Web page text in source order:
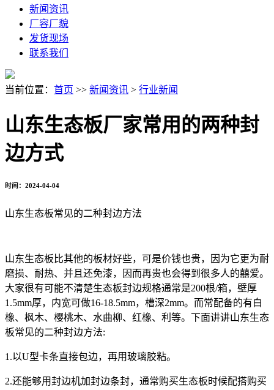
新闻资讯
厂容厂貌
发货现场
联系我们
当前位置： 首页 >> 新闻资讯 > 行业新闻
山东生态板厂家常用的两种封
边方式
时间：2024-04-04
山东生态板常见的二种封边方法
山东生态板比其他的板材好些，可是价钱也贵，因为它更为耐
磨损、耐热、并且还免漆，因而再贵也会得到很多人的囍爱。
大家很有可能不清楚生态板封边规格通常是200根/箱，壁厚
1.5mm厚，内宽可做16-18.5mm，槽深2mm。而常配备的有白
橡、枫木、樱桃木、水曲柳、红橡、利等。下面讲讲山东生态
板常见的二种封边方法:
1.以U型卡条直接包边，再用玻璃胶粘。
2.还能够用封边机加封边条封，通常购买生态板时候配搭购买